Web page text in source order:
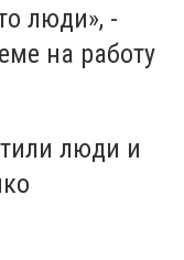
люди», -
на работу
люди и